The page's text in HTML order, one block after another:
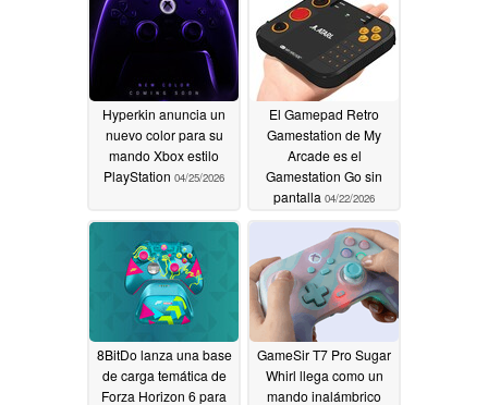
Hyperkin anuncia un
nuevo color para su
mando Xbox estilo
PlayStation 04/25/2026
El Gamepad Retro
Gamestation de My
Arcade es el
Gamestation Go sin
pantalla 04/22/2026
8BitDo lanza una base
de carga temática de
Forza Horizon 6 para
GameSir T7 Pro Sugar
Whirl llega como un
mando inalámbrico